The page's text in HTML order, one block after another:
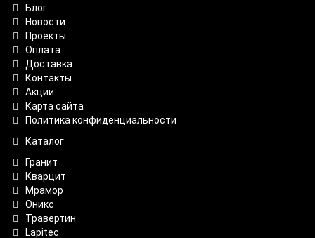
Блог
Новости
Проекты
Оплата
Доставка
Контакты
Акции
Карта сайта
Политика конфиденциальности
Каталог
Гранит
Кварцит
Мрамор
Оникс
Травертин
Lapitec